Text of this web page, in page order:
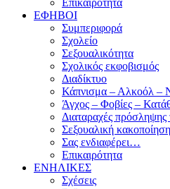
Επικαιρότητα
ΕΦΗΒΟΙ
Συμπεριφορά
Σχολείο
Σεξουαλικότητα
Σχολικός εκφοβισμός
Διαδίκτυο
Κάπνισμα – Αλκοόλ –
Άγχος – Φοβίες –
Διαταραχές πρόσληψης
Σεξουαλική κακοποίηση
Σας ενδιαφέρει…
Επικαιρότητα
ΕΝΗΛΙΚΕΣ
Σχέσεις